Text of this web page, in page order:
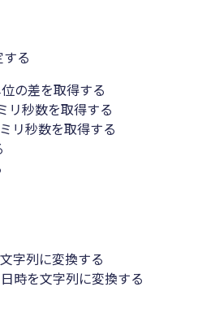
る
の差を取得する
秒数を取得する
リ秒数を取得する
字列に変換する
時を文字列に変換する